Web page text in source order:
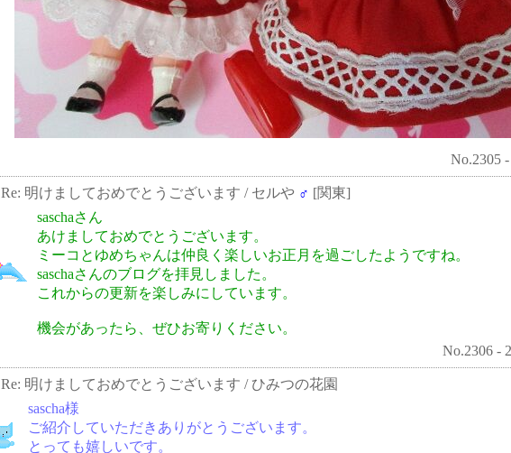
No.2305
Re: 明けましておめでとうございます / セルや ♂ [関東]
saschaさん
あけましておめでとうございます。
ミーコとゆめちゃんは仲良く楽しいお正月を過ごしたようですね。
saschaさんのブログを拝見しました。
これからの更新を楽しみにしています。
機会があったら、ぜひお寄りください。
No.2306 -
Re: 明けましておめでとうございます / ひみつの花園
sascha様
ご紹介していただきありがとうございます。
とっても嬉しいです。